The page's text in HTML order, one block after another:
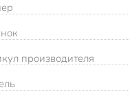
производителя